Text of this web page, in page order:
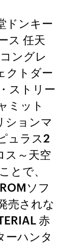
ドンキー
ス 任天
ングレ
クトダー
ストリー
ミット
ションマ
ュラス2
ス～天空
とで、
ソフ
売されな
赤
ーハンタ